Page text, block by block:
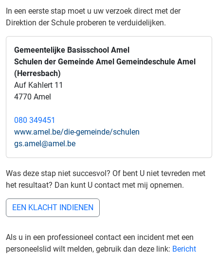
In een eerste stap moet u uw verzoek direct met der
Direktion der Schule proberen te verduidelijken.
Gemeentelijke Basisschool Amel
Schulen der Gemeinde Amel Gemeindeschule Amel
(Herresbach)
Auf Kahlert 11
4770 Amel
080 349451
www.amel.be/die-gemeinde/schulen
gs.amel@amel.be
Was deze stap niet succesvol? Of bent U niet tevreden met
het resultaat? Dan kunt U contact met mij opnemen.
EEN KLACHT INDIENEN
Als u in een professioneel contact een incident met een
personeelslid wilt melden, gebruik dan deze link: Bericht